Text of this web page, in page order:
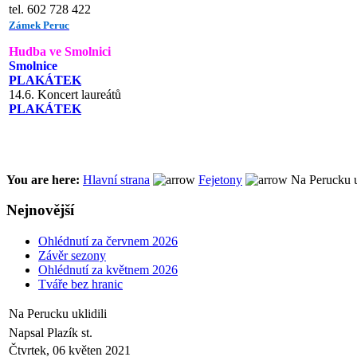
tel. 602 728 422
Zámek Peruc
Hudba ve Smolnici
Smolnice
PLAKÁTEK
14.6. Koncert laureátů
PLAKÁTEK
You are here: Hlavní strana Fejetony Na Perucku
Nejnovější
Ohlédnutí za červnem 2026
Závěr sezony
Ohlédnutí za květnem 2026
Tváře bez hranic
Na Perucku uklidili
Napsal Plazík st.
Čtvrtek, 06 květen 2021